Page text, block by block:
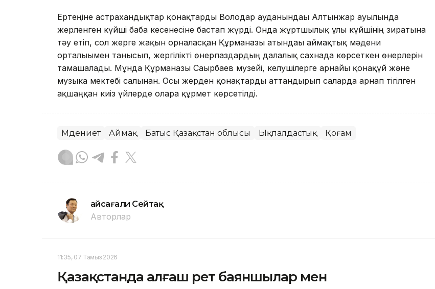
Ертеңіне астрахандықтар қонақтарды Володар ауданындағы Алтынжар ауылында
жерленген күйші баба кесенесіне бастап жүрді. Онда жұртшылық ұлы күйшінің зиратына
тәу етіп, сол жерге жақын орналасқан Құрманғазы атындағы аймақтық мәдени
орталығымен танысып, жергілікті өнерпаздардың далалық сахнада көрсеткен өнерлерін
тамашалады. Мұнда Құрманғазы Сағырбаев музейі, келушілерге арнайы қонақүй және
музыка мектебі салынған. Осы жерден қонақтарды аттандырып саларда арнап тігілген
ақшаңқан киіз үйлерде оларға құрмет көрсетілді.
Мәдениет Аймақ Батыс Қазақстан облысы Ықпалдастық Қоғам
Ғайсағали Сейтақ
Авторлар
11:35, 07 Тамыз 2026
Қазақстанда алғаш рет баяншылар мен